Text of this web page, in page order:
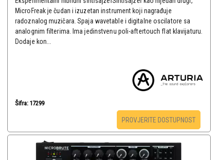
MicroFreak je čudan i izuzetan instrument koji nagrađuje
radoznalog muzičara. Spaja wavetable i digitalne oscilatore sa
analognim filterima. Ima jedinstvenu poli-aftertouch flat klavijaturu.
Dodaje kon...
Šifra: 17299
PROVJERITE DOSTUPNOST